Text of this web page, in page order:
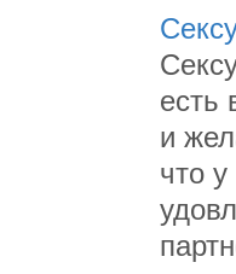
есть
и
что